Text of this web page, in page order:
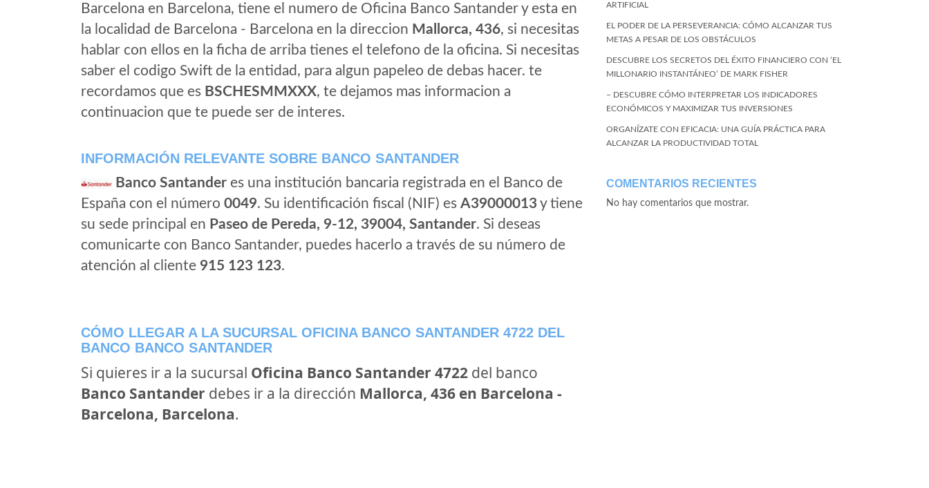
Barcelona en Barcelona, tiene el numero de Oficina Banco Santander y esta en
la localidad de Barcelona - Barcelona en la direccion Mallorca, 436, si necesitas
hablar con ellos en la ficha de arriba tienes el telefono de la oficina. Si necesitas
saber el codigo Swift de la entidad, para algun papeleo de debas hacer. te
recordamos que es BSCHESMMXXX, te dejamos mas informacion a
continuacion que te puede ser de interes.
INFORMACIÓN RELEVANTE SOBRE BANCO SANTANDER
Banco Santander es una institución bancaria registrada en el Banco de
España con el número 0049. Su identificación fiscal (NIF) es A39000013y tiene
su sede principal en Paseo de Pereda, 9-12, 39004, Santander. Si deseas
comunicarte con Banco Santander, puedes hacerlo a través de su número de
atención al cliente 915 123 123.
CÓMO LLEGAR A LA SUCURSAL OFICINA BANCO SANTANDER 4722 DEL
BANCO BANCO SANTANDER
Si quieres ir a la sucursal Oficina Banco Santander 4722 del banco
Banco Santander debes ir a la dirección Mallorca, 436 en Barcelona -
Barcelona, Barcelona.
ARTIFICIAL
EL PODER DE LA PERSEVERANCIA: CÓMO ALCANZAR TUS
METAS A PESAR DE LOS OBSTÁCULOS
DESCUBRE LOS SECRETOS DEL ÉXITO FINANCIERO CON ‘EL
MILLONARIO INSTANTÁNEO’ DE MARK FISHER
– DESCUBRE CÓMO INTERPRETAR LOS INDICADORES
ECONÓMICOS Y MAXIMIZAR TUS INVERSIONES
ORGANÍZATE CON EFICACIA: UNA GUÍA PRÁCTICA PARA
ALCANZAR LA PRODUCTIVIDAD TOTAL
COMENTARIOS RECIENTES
No hay comentarios que mostrar.